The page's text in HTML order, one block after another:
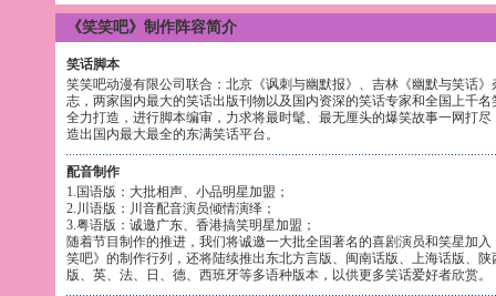
《笑笑吧》制作阵容简介
笑话脚本
笑笑吧动漫有限公司联合：北京《讽刺与幽默报》、吉林《幽默与笑话》
志，两家国内最大的笑话出版刊物以及国内资深的笑话专家和全国上千名
全力打造，进行脚本编审，力求将最时髦、最无厘头的爆笑故事一网打尽
造出国内最大最全的东满笑话平台。
配音制作
1.国语版：大批相声、小品明星加盟；
2.川语版：川音配音演员倾情演绎；
3.粤语版：诚邀广东、香港搞笑明星加盟；
随着节目制作的推进，我们将诚邀一大批全国著名的喜剧演员和笑星加入
笑吧》的制作行列，还将陆续推出东北方言版、闽南话版、上海话版、陕
版、英、法、日、德、西班牙等多语种版本，以供更多笑话爱好者欣赏。